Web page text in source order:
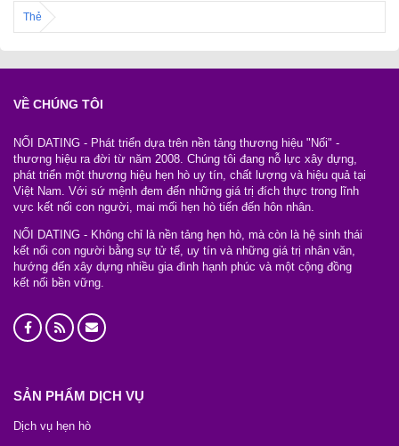
Thẻ
VỀ CHÚNG TÔI
NỐI DATING - Phát triển dựa trên nền tảng thương hiệu "Nối" -
thương hiệu ra đời từ năm 2008. Chúng tôi đang nỗ lực xây dựng,
phát triển một thương hiệu hẹn hò uy tín, chất lượng và hiệu quả tại
Việt Nam. Với sứ mệnh đem đến những giá trị đích thực trong lĩnh
vực kết nối con người, mai mối hẹn hò tiến đến hôn nhân.
NỐI DATING - Không chỉ là nền tảng hẹn hò, mà còn là hệ sinh thái
kết nối con người bằng sự tử tế, uy tín và những giá trị nhân văn,
hướng đến xây dựng nhiều gia đình hạnh phúc và một cộng đồng
kết nối bền vững.
SẢN PHẨM DỊCH VỤ
Dịch vụ hẹn hò